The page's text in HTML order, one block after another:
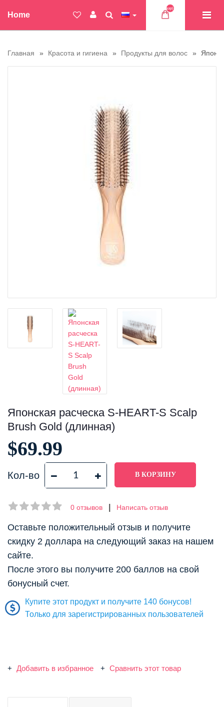
Home
Товар(ов)
Главная Красота и гигиена Продукты для волос
Японская расческа S-HEART-S Scalp
Brush Gold (длинная)
$69.99
Кол-во
0 отзывов Написать отзыв
Оставьте положительный отзыв и получите
скидку 2 доллара на следующий заказ на нашем
сайте.
После этого вы получите 200 баллов на свой
бонусный счет.
Купите этот продукт и получите 140 бонусов!
Только для зарегистрированных пользователей
Добавить в избранное Сравнить этот товар